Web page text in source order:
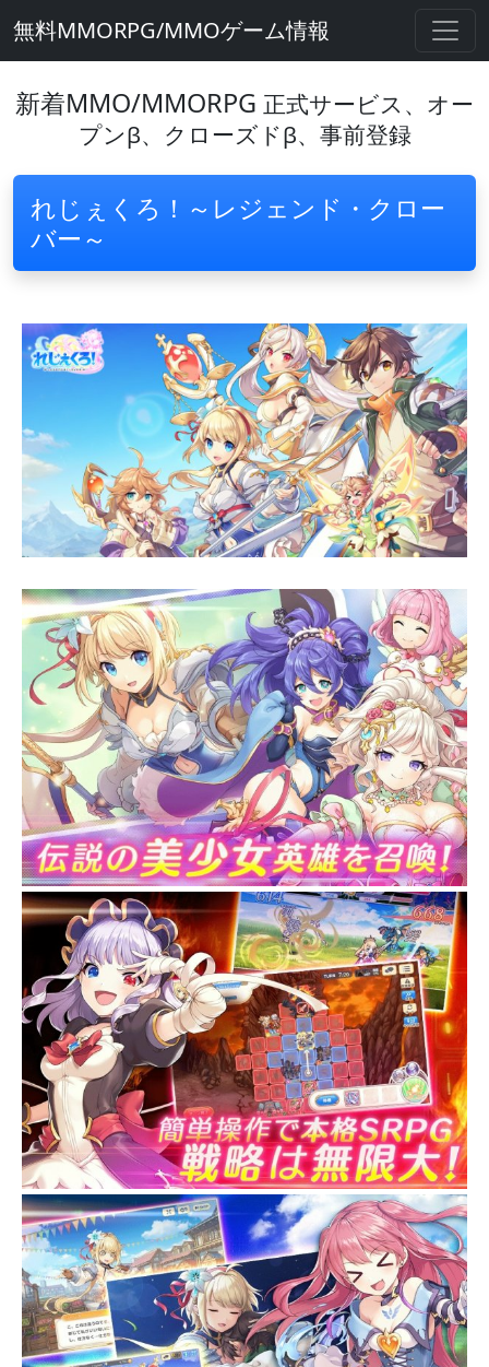
無料MMORPG/MMOゲーム情報
新着MMO/MMORPG 正式サービス、オー
プンβ、クローズドβ、事前登録
れじぇくろ！～レジェンド・クロー
バー～